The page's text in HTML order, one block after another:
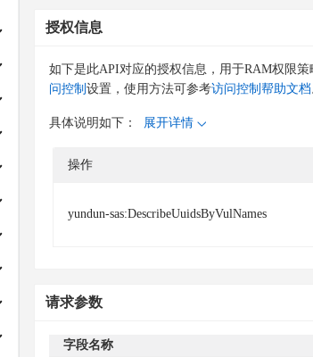
授权信息
如下是此API对应的授权信息，用于RAM权限策
问控制 设置，使用方法可参考访问控制帮助文档
具体说明如下： 展开详情
操作
yundun-sas:DescribeUuidsByVulNames
请求参数
字段名称